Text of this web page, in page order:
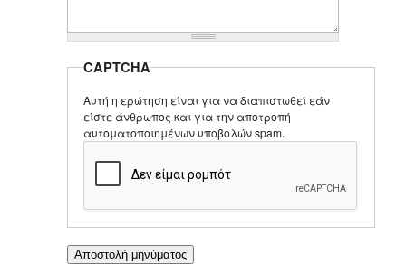
CAPTCHA
Αυτή η ερώτηση είναι για να διαπιστωθεί εάν
είστε άνθρωπος και για την αποτροπή
αυτοματοποιημένων υποβολών spam.